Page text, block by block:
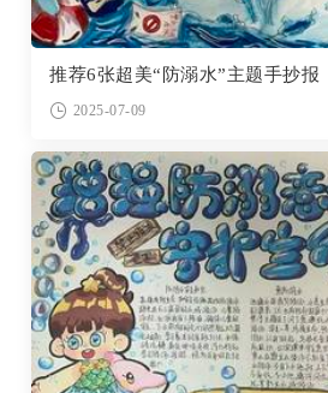
推荐6张超美“防溺水”主题手抄报
2025-07-09